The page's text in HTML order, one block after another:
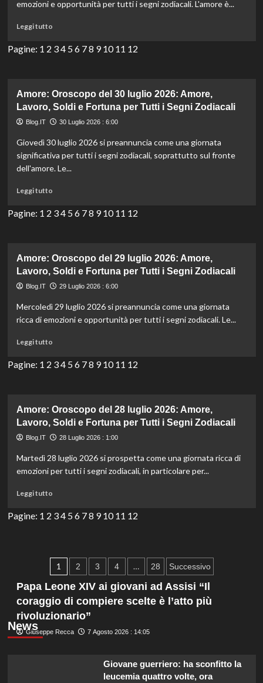
Soldi
Fortuna
Tutti
emozioni e opportunità per tutti i segni zodiacali. L'amore è...
Leggi tuttoLeggi
più
del
31
2026:
Lavoro,
Soldi
e
per
Pagine: 1 2 34 5 6 78 9 10 11 12
Amore: Oroscopo del 30 luglio 2026: Amore,
Lavoro, Soldi e Fortuna per Tutti i Segni Zodiacali
Blog.IT 30 Luglio 2026 : 6:00
Giovedì 30 luglio 2026 si preannuncia come una giornata
significativa per tutti i segni zodiacali, soprattutto sul fronte
dell'amore. Le...
Leggi tuttoLeggi
più
del
30
2026:
Lavoro,
Soldi
Fortuna
Tutti
Pagine: 1 2 34 5 6 78 9 10 11 12
Amore: Oroscopo del 29 luglio 2026: Amore,
Lavoro, Soldi e Fortuna per Tutti i Segni Zodiacali
Blog.IT 29 Luglio 2026 : 6:00
Mercoledì 29 luglio 2026 si preannuncia come una giornata
ricca di emozioni e opportunità per tutti i segni zodiacali. Le...
Leggi tuttoLeggi
più
del
29
2026:
Lavoro,
Soldi
Fortuna
Tutti
Pagine: 1 2 34 5 6 78 9 10 11 12
Amore: Oroscopo del 28 luglio 2026: Amore,
Lavoro, Soldi e Fortuna per Tutti i Segni Zodiacali
Blog.IT 28 Luglio 2026 : 1:00
Martedì 28 luglio 2026 si prospetta come una giornata ricca di
emozioni per tutti i segni zodiacali, in particolare per...
Leggi tuttoLeggi
più
del
28
2026:
Amore,
Lavoro,
e
Pagine: 1 2 34 5 6 78 9 10 11 12
Paginazione
degli
articoli
1 2 3 4 … 28 Successivo
News
Papa Leone XIV ai giovani ad Assisi “Il
coraggio di compiere scelte è l’atto più
rivoluzionario”
Giuseppe Recca 7 Agosto 2026 : 14:05
Giovane guerriero: ha sconfitto la
leucemia quattro volte, ora